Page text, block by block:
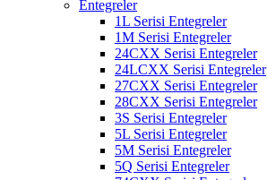
Entegreler
1L Serisi Entegreler
1M Serisi Entegreler
24CXX Serisi Entegreler
24LCXX Serisi Entegreler
27CXX Serisi Entegreler
28CXX Serisi Entegreler
3S Serisi Entegreler
5L Serisi Entegreler
5M Serisi Entegreler
5Q Serisi Entegreler